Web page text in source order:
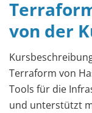
von der
Terraform von
Tools für die
und unterstützt